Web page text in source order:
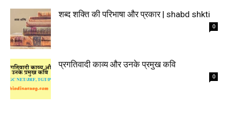
शब्द शक्ति की परिभाषा और प्रकार | shabd shkti
0
प्रगतिवादी काव्य और उनके प्रमुख कवि
0